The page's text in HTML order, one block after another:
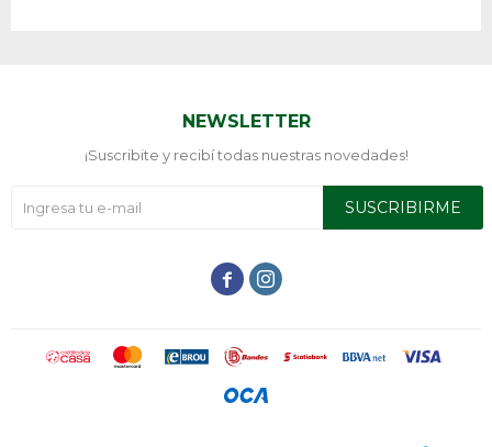
NEWSLETTER
¡Suscribite y recibí todas nuestras novedades!
SUSCRIBIRME
 